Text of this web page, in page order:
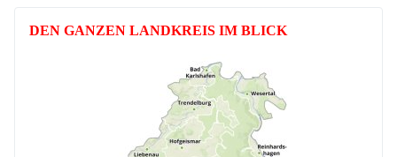
DEN GANZEN LANDKREIS IM BLICK